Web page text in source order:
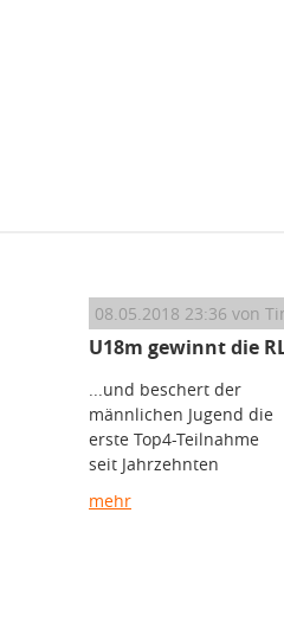
08.05.2018 23:36 von
U18m gewinnt die
...und beschert der
männlichen Jugend die
erste Top4-Teilnahme
seit Jahrzehnten
mehr